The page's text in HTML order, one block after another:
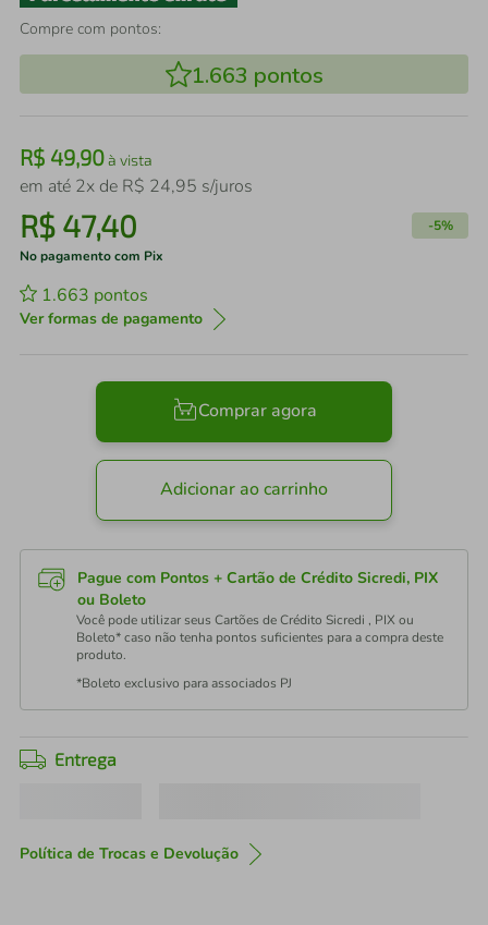
Compre com pontos:
1.663 pontos
R$ 49,90à vista
em até 2x de R$ 24,95 s/juros
R$ 47,40 -5%
No pagamento com Pix
1.663 pontos
Ver formas de pagamento
Comprar agora
Adicionar ao carrinho
Pague com Pontos + Cartão de Crédito Sicredi, PIX
ou Boleto
Você pode utilizar seus Cartões de Crédito Sicredi , PIX ou
Boleto* caso não tenha pontos suficientes para a compra deste
produto.
*Boleto exclusivo para associados PJ
Entrega
Política de Trocas e Devolução